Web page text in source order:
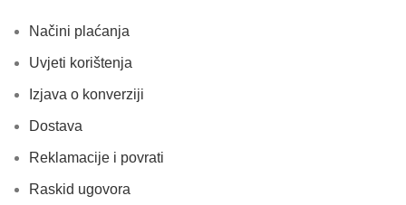
Načini plaćanja
Uvjeti korištenja
Izjava o konverziji
Dostava
Reklamacije i povrati
Raskid ugovora